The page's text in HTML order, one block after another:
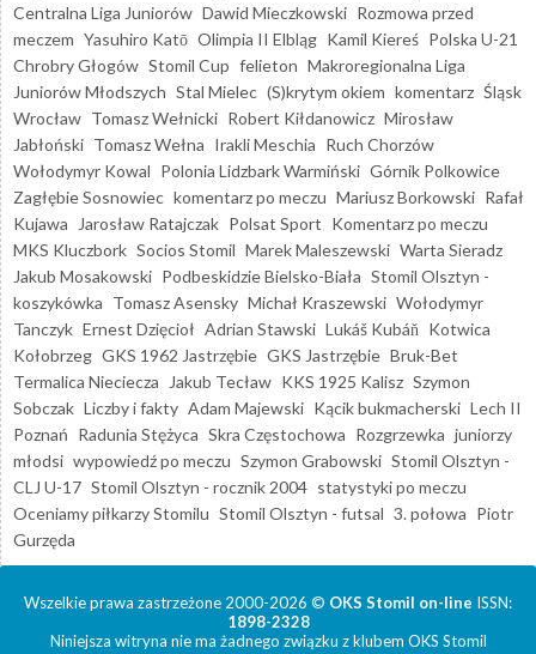
Centralna Liga Juniorów Dawid Mieczkowski Rozmowa przed
meczem Yasuhiro Katō Olimpia II Elbląg Kamil Kiereś Polska U-21
Chrobry Głogów Stomil Cup felieton Makroregionalna Liga
Juniorów Młodszych Stal Mielec (S)krytym okiem komentarz Śląsk
Wrocław Tomasz Wełnicki Robert Kiłdanowicz Mirosław
Jabłoński Tomasz Wełna Irakli Meschia Ruch Chorzów
Wołodymyr Kowal Polonia Lidzbark Warmiński Górnik Polkowice
Zagłębie Sosnowiec komentarz po meczu Mariusz Borkowski Rafał
Kujawa
Jarosław Ratajczak Polsat Sport Komentarz po meczu
MKS Kluczbork Socios Stomil Marek Maleszewski Warta Sieradz
Jakub Mosakowski Podbeskidzie Bielsko-Biała Stomil Olsztyn -
koszykówka Tomasz Asensky Michał Kraszewski Wołodymyr
Tanczyk Ernest Dzięcioł Adrian Stawski Lukáš Kubáň Kotwica
Kołobrzeg GKS 1962 Jastrzębie GKS Jastrzębie Bruk-Bet
Termalica Nieciecza
Jakub Tecław KKS 1925 Kalisz Szymon
Sobczak Liczby i fakty Adam Majewski Kącik bukmacherski Lech II
Poznań Radunia Stężyca Skra Częstochowa Rozgrzewka juniorzy
młodsi wypowiedź po meczu Szymon Grabowski Stomil Olsztyn -
CLJ U-17 Stomil Olsztyn - rocznik 2004 statystyki po meczu
Oceniamy piłkarzy Stomilu Stomil Olsztyn - futsal 3. połowa Piotr
Gurzęda
Wszelkie prawa zastrzeżone 2000-2026 © OKS Stomil on-line ISSN:
1898-2328
Niniejsza witryna nie ma żadnego związku z klubem OKS Stomil